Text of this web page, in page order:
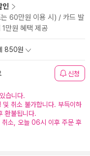
인
60만원 이용 시) / 카드 발
만원 혜택 제공
850원
신청
습니다.
취소 불가합니다. 부득이하
환불됩니다.
소, 오늘 06시 이후 주문 후